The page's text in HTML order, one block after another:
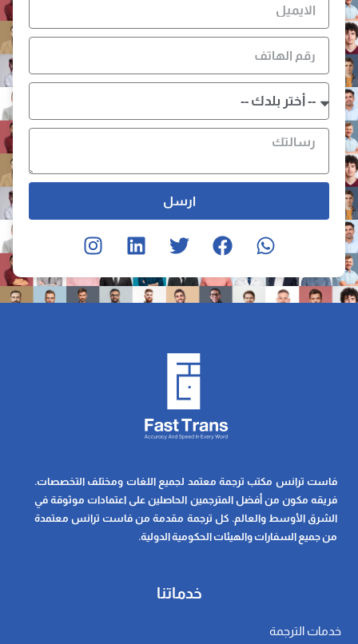
ارسل
فاست ترانس مكتب ترجمة معتمد لجميع اللغات ومختلف التخصصات.
فريقه مكون من أفضل المترجمين الحاصلين على اعتمادات موثوقة في
الشرق الأوسط والعالم. كل ترجمة مقدمة من فاست ترانس معتمدة
من جميع السفارات والهيئات الحكومية الدولية.
خدماتنا
خدمات الترجمة